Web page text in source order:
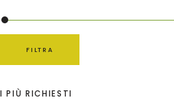
FILTRA
I PIÙ RICHIESTI